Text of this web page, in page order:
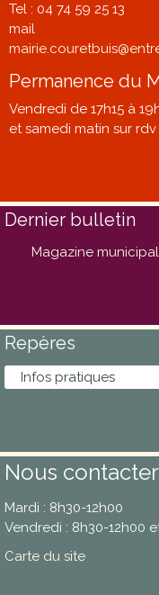
Tel : 04 74 59 25 13
mail
Permanence du
Vendredi de 17h15 à
et samedi matin sur rdv
Dernier bulletin
Magazine municipal
Repères
Infos pratiques
Nous contacter
Mardi : 8h30-12h00
Vendredi : 8h30-12h00
Carte du site